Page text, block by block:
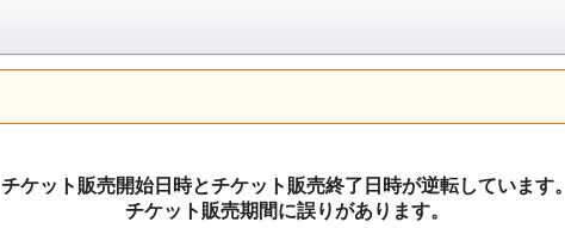
チケット販売開始日時とチケット販売終了日時が逆転しています。
チケット販売期間に誤りがあります。